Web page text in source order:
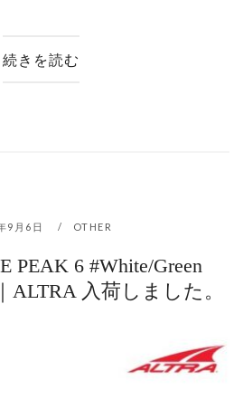
続きを読む
9月6日 OTHER
PEAK 6 #White/Green
ALTRA 入荷しました。